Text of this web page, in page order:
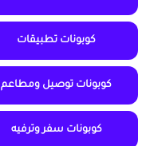
كوبونات تطبيقات
كوبونات توصيل ومطاعم
كوبونات سفر وترفيه